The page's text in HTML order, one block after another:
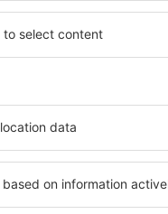
zu finden, ist die
Eine
Sie gerade das
in die
Check-In- und
Zimmer aus.
angegebenen
können ganz
die
der Sterne,